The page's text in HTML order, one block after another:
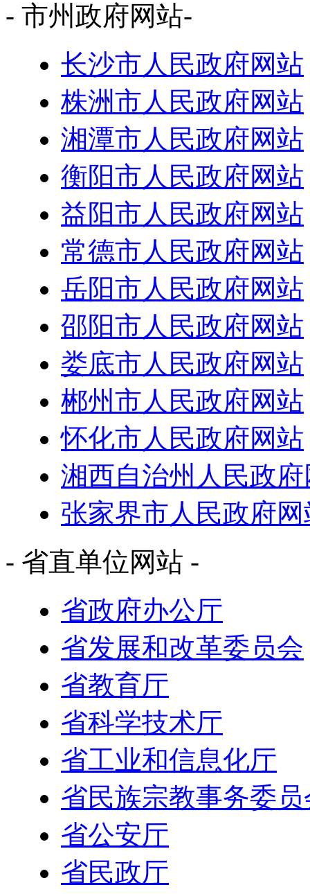
- 市州政府网站-
长沙市人民政府网站
株洲市人民政府网站
湘潭市人民政府网站
衡阳市人民政府网站
益阳市人民政府网站
常德市人民政府网站
岳阳市人民政府网站
邵阳市人民政府网站
娄底市人民政府网站
郴州市人民政府网站
怀化市人民政府网站
湘西自治州人民政
张家界市人民政府网
- 省直单位网站 -
省政府办公厅
省发展和改革委员会
省教育厅
省科学技术厅
省工业和信息化厅
省民族宗教事务委员
省公安厅
省民政厅